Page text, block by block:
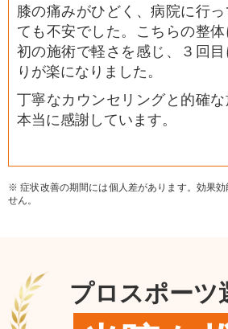
膝の痛みがひどく、病院に行
ても不安でした。こちらの整
初の施術で軽さを感じ、３回
りが楽になりました。
丁寧なカウンセリングと的確な
本当に感謝しています。
※ 症状改善の期間には個人差があります。効果効
せん。
プロスポーツ